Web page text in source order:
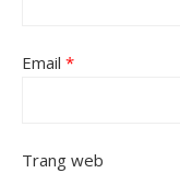
Email *
Trang web